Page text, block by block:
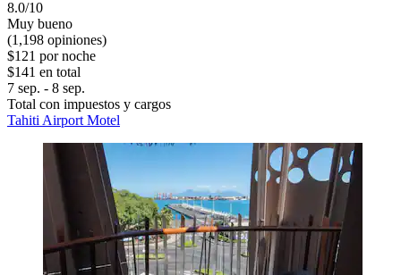
8.0/10
Muy bueno
(1,198 opiniones)
$121 por noche
$141 en total
7 sep. - 8 sep.
Total con impuestos y cargos
Tahiti Airport Motel